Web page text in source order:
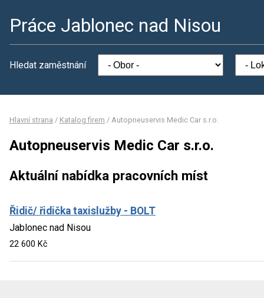
Práce Jablonec nad Nisou
Hledat zaměstnání
Hlavní strana / Katalog firem / Autopneuservis Medic Car s.r.o.
Autopneuservis Medic Car s.r.o.
Aktuální nabídka pracovních míst
Řidič/ řidička taxislužby - BOLT
Jablonec nad Nisou
22 600 Kč